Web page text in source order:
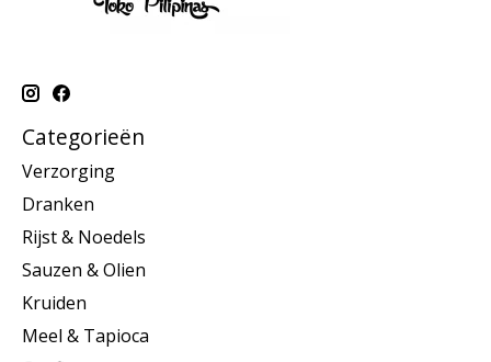
Categorieën
Verzorging
Dranken
Rijst & Noedels
Sauzen & Olien
Kruiden
Meel & Tapioca